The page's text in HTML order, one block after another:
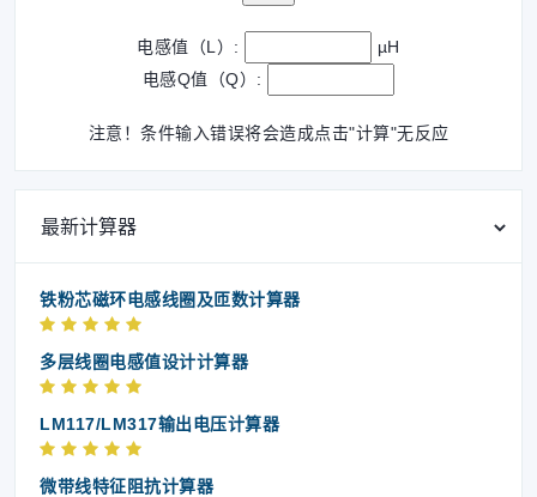
电感值（L）:
µH
电感Q值（Q）:
注意！条件输入错误将会造成点击"计算"无反应
最新计算器
铁粉芯磁环电感线圈及匝数计算器
多层线圈电感值设计计算器
LM117/LM317输出电压计算器
微带线特征阻抗计算器